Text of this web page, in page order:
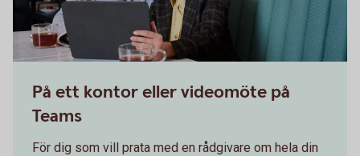
På ett kontor eller videomöte på
Teams
För dig som vill prata med en rådgivare om hela din